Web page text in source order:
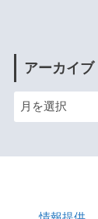
アーカイブ